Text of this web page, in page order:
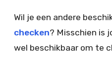
Wil je een andere
checken? Misschien is
wel beschikbaar om te